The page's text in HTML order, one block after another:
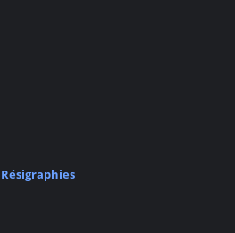
Résigraphies